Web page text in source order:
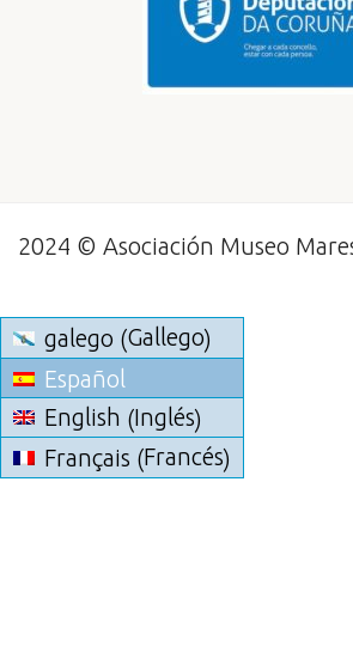
2024 © Asociación Museo
galego (Gallego)
Español
English (Inglés)
Français (Francés)